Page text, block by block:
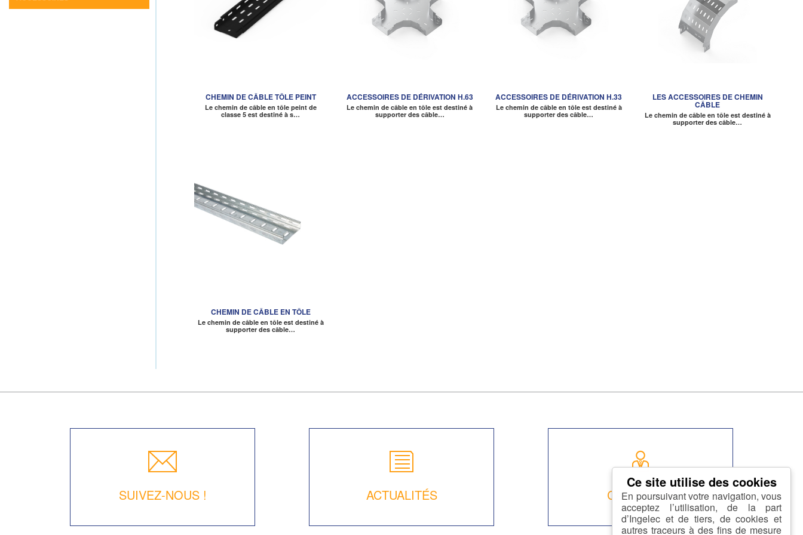
En poursuivant votre navigation, vous
acceptez l’utilisation, de la part
d’Ingelec et de tiers, de cookies et
autres traceurs à des fins de mesure
CHEMIN DE CÂBLE TÔLE PEINT
Le chemin de câble en tôle peint de
classe 5 est destiné à s…
ACCESSOIRES DE DÉRIVATION H.63
Le chemin de câble en tôle est destiné à
supporter des câble…
ACCESSOIRES DE DÉRIVATION H.33
Le chemin de câble en tôle est destiné à
supporter des câble…
LES ACCESSOIRES DE CHEMIN
CÂBLE
Le chemin de câble en tôle est destiné à
supporter des câble…
CHEMIN DE CÂBLE EN TÔLE
Le chemin de câble en tôle est destiné à
supporter des câble…
SUIVEZ-NOUS ! ACTUALITÉS CARRIÈRES